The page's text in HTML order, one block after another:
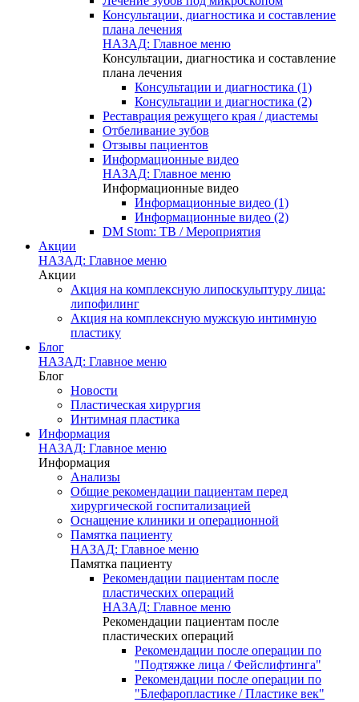
Консультации, диагностика и составление
плана лечения
НАЗАД: Главное меню
Консультации, диагностика и составление
плана лечения
Консультации и диагностика (1)
Консультации и диагностика (2)
Реставрация режущего края / диастемы
Отбеливание зубов
Отзывы пациентов
Информационные видео
НАЗАД: Главное меню
Информационные видео
Информационные видео (1)
Информационные видео (2)
DM Stom: ТВ / Мероприятия
Акции
НАЗАД: Главное меню
Акции
Акция на комплексную липоскульптуру лица:
липофилинг
Акция на комплексную мужскую интимную
пластику
Блог
НАЗАД: Главное меню
Блог
Новости
Пластическая хирургия
Интимная пластика
Информация
НАЗАД: Главное меню
Информация
Анализы
Общие рекомендации пациентам перед
хирургической госпитализацией
Оснащение клиники и операционной
Памятка пациенту
НАЗАД: Главное меню
Памятка пациенту
Рекомендации пациентам после
пластических операций
НАЗАД: Главное меню
Рекомендации пациентам после
пластических операций
Рекомендации после операции по
"Подтяжке лица / Фейслифтинга"
Рекомендации после операции по
"Блефаропластике / Пластике век"